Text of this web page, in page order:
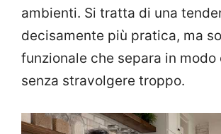
ambienti. Si tratta di una
decisamente più pratica, ma
funzionale che separa in modo
senza stravolgere troppo.